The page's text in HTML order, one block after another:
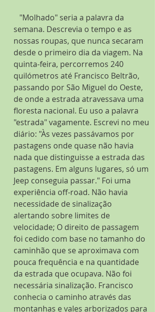
"Molhado" seria a palavra da
semana. Descrevia o tempo e as
nossas roupas, que nunca secaram
desde o primeiro dia da viagem. Na
quinta-feira, percorremos 240
quilómetros até Francisco Beltrão,
passando por São Miguel do Oeste,
de onde a estrada atravessava uma
floresta nacional. Eu uso a palavra
"estrada" vagamente. Escrevi no meu
diário: "Às vezes passávamos por
pastagens onde quase não havia
nada que distinguisse a estrada das
pastagens. Em alguns lugares, só um
Jeep conseguia passar." Foi uma
experiência off-road. Não havia
necessidade de sinalização
alertando sobre limites de
velocidade; O direito de passagem
foi cedido com base no tamanho do
caminhão que se aproximava com
pouca frequência e na quantidade
da estrada que ocupava. Não foi
necessária sinalização. Francisco
conhecia o caminho através das
montanhas e vales arborizados para